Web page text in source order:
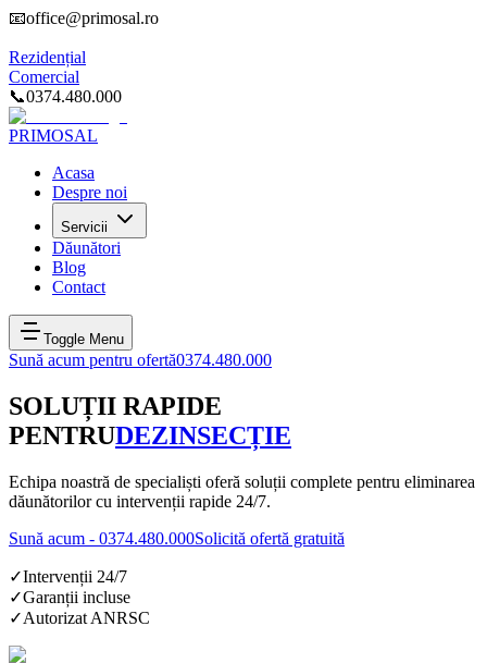
📧office@primosal.ro
Rezidențial
Comercial
📞0374.480.000
PRIMOSAL
Acasa
Despre noi
Servicii
Dăunători
Blog
Contact
Toggle Menu
Sună acum pentru ofertă0374.480.000
SOLUȚII RAPIDE
PENTRUDEZINSECȚIE
Echipa noastră de specialiști oferă soluții complete pentru eliminarea
dăunătorilor cu intervenții rapide 24/7.
Sună acum - 0374.480.000Solicită ofertă gratuită
✓Intervenții 24/7
✓Garanții incluse
✓Autorizat ANRSC